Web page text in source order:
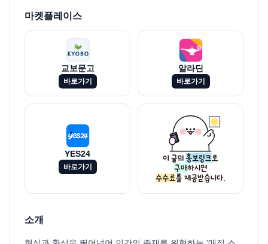
마켓플레이스
교보문고
바로가기
알라딘
바로가기
YES24
바로가기
소개